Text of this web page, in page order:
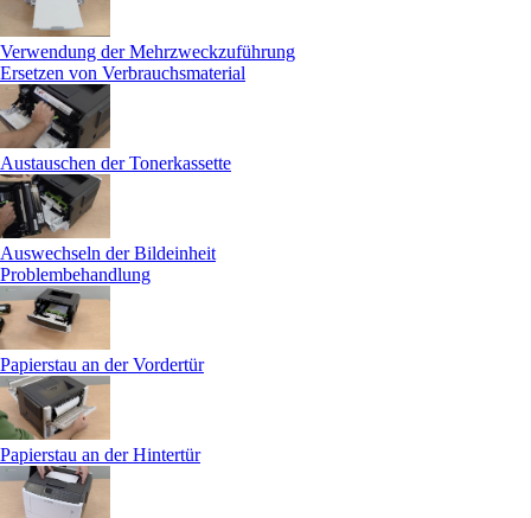
Verwendung der Mehrzweckzuführung
Ersetzen von Verbrauchsmaterial
Austauschen der Tonerkassette
Auswechseln der Bildeinheit
Problembehandlung
Papierstau an der Vordertür
Papierstau an der Hintertür